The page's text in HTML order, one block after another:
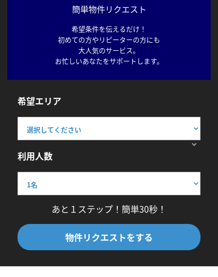
簡単物件リクエスト
希望条件を伝えるだけ！
初めての方やリピーターの方にも
大人気のサービス。
お忙しいあなたをサポートします。
希望エリア
利用人数
あと１ステップ！簡単30秒！
物件リクエストをする